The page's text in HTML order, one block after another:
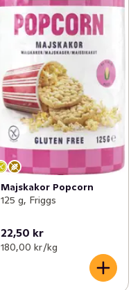
Majskakor Popcorn
125 g, Friggs
22,50 kr
180,00 kr /kg